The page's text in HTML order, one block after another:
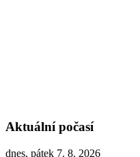
Aktuální počasí
dnes, pátek 7. 8. 2026